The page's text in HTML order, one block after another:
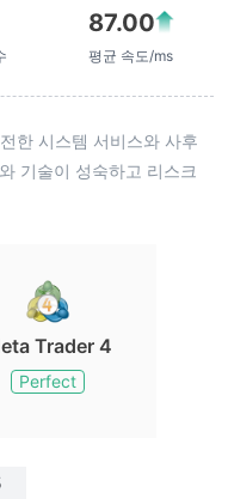
87.00
평균 속도/ms
한 시스템 서비스와 사후
기술이 성숙하고 리스크
Trader 4
Perfect